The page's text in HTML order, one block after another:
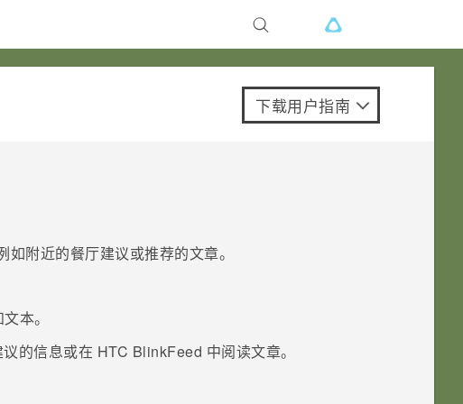
下载用户指南
如附近的餐厅建议或推荐的文章。
本。
的信息或在 HTC BlinkFeed 中阅读文章。